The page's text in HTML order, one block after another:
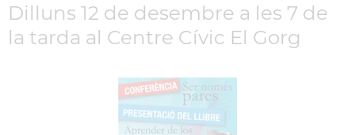
Dilluns 12 de desembre a les 7 de
la tarda al Centre Cívic El Gorg